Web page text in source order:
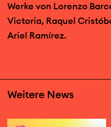
Werke von Lorenzo
Victoria, Raquel
Ariel Ramírez.
Weitere News